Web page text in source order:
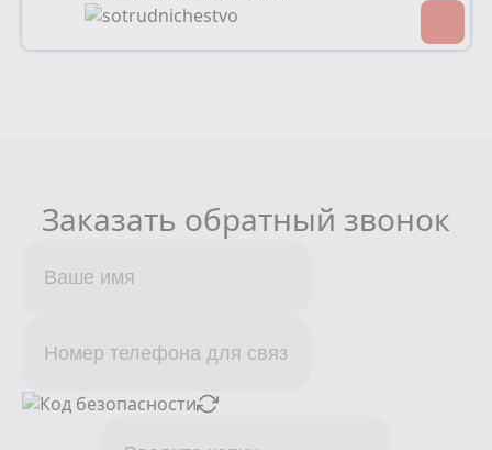
Заказать обратный звонок